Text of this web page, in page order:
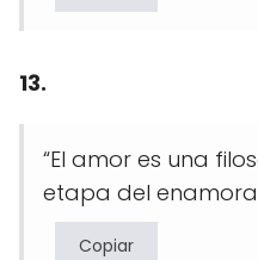
13.
“El amor es una
etapa del
Copiar